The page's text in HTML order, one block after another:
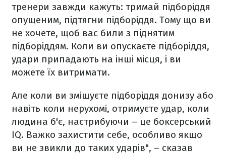
тренери завжди кажуть: тримай підборіддя
опущеним, підтягни підборіддя. Тому що ви
не хочете, щоб вас били з піднятим
підборіддям. Коли ви опускаєте підборіддя,
удари припадають на інші місця, і ви
можете їх витримати.
Але коли ви зміщуєте підборіддя донизу або
навіть коли нерухомі, отримуєте удар, коли
людина б'є, настрибуючи – це боксерський
IQ. Важко захистити себе, особливо якщо
ви не звикли до таких ударів", – сказав